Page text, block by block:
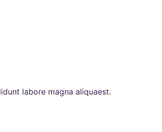
labore magna aliquaest.